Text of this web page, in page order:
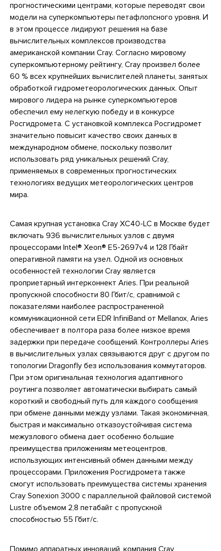
прогностическими центрами, которые переводят свои
модели на суперкомпьютеры петафлопсного уровня. И
в этом процессе лидируют решения на базе
вычислительных комплексов производства
американской компании Cray. Согласно мировому
суперкомпьютерному рейтингу, Cray произвел более
60 % всех крупнейших вычислителей планеты, занятых
обработкой гидрометеорологических данных. Опыт
мирового лидера на рынке суперкомпьютеров
обеспечил ему нелегкую победу и в конкурсе
Росгидромета. С установкой комплекса Росгидромет
значительно повысит качество своих данных в
международном обмене, поскольку позволит
использовать ряд уникальных решений Cray,
применяемых в современных прогностических
технологиях ведущих метеорологических центров
мира.
Самая крупная установка Сray XC40-LC в Москве будет
включать 936 вычислительных узлов с двумя
процессорами Intel® Xeon® E5-2697v4 и 128 Гбайт
оперативной памяти на узел. Одной из основных
особенностей технологии Cray является
проприетарный интерконнект Aries. При реальной
пропускной способности 80 Гбит/с, сравнимой с
показателями наиболее распространенной
коммуникационной сети EDR InfiniBand от Mellanox, Aries
обеспечивает в полтора раза более низкое время
задержки при передаче сообщений. Контроллеры Aries
в вычислительных узлах связываются друг с другом по
топологии Dragonfly без использования коммутаторов.
При этом оригинальная технология адаптивного
роутинга позволяет автоматически выбирать самый
короткий и свободный путь для каждого сообщения
при обмене данными между узлами. Такая экономичная,
быстрая и максимально отказоустойчивая система
межузлового обмена дает особенно большие
преимущества приложениям метеоцентров,
использующих интенсивный обмен данными между
процессорами. Приложения Росгидромета также
смогут использовать преимущества системы хранения
Cray Sonexion 3000 с параллельной файловой системой
Lustre объемом 2,8 петабайт с пропускной
способностью 55 Гбит/с.
Помимо аппаратных инноваций, компания Cray,